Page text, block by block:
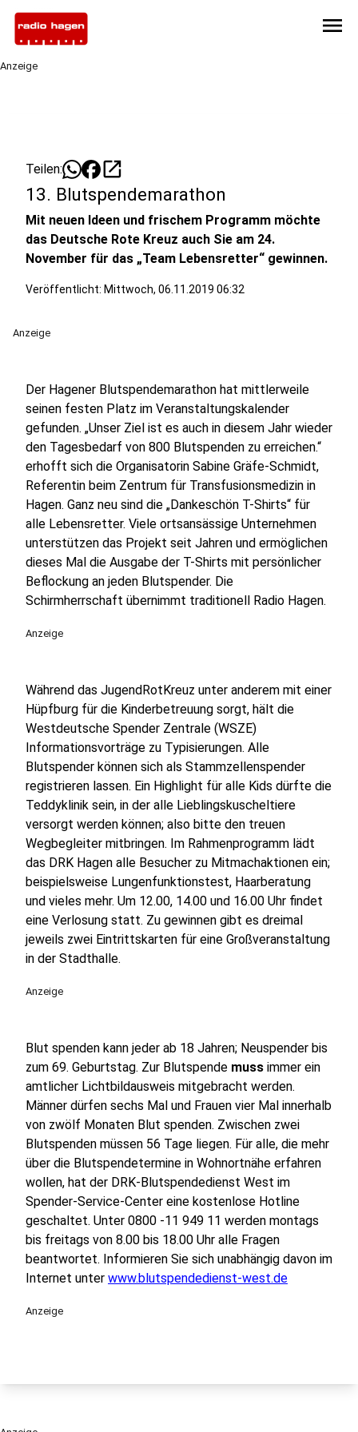
menu
Anzeige
Teilen: open_in_new
13. Blutspendemarathon
Mit neuen Ideen und frischem Programm möchte
das Deutsche Rote Kreuz auch Sie am 24.
November für das „Team Lebensretter“ gewinnen.
Veröffentlicht: Mittwoch, 06.11.2019 06:32
Anzeige
Der Hagener Blutspendemarathon hat mittlerweile
seinen festen Platz im Veranstaltungskalender
gefunden. „Unser Ziel ist es auch in diesem Jahr wieder
den Tagesbedarf von 800 Blutspenden zu erreichen.“
erhofft sich die Organisatorin Sabine Gräfe-Schmidt,
Referentin beim Zentrum für Transfusionsmedizin in
Hagen. Ganz neu sind die „Dankeschön T-Shirts“ für
alle Lebensretter. Viele ortsansässige Unternehmen
unterstützen das Projekt seit Jahren und ermöglichen
dieses Mal die Ausgabe der T-Shirts mit persönlicher
Beflockung an jeden Blutspender. Die
Schirmherrschaft übernimmt traditionell Radio Hagen.
Anzeige
Während das JugendRotKreuz unter anderem mit einer
Hüpfburg für die Kinderbetreuung sorgt, hält die
Westdeutsche Spender Zentrale (WSZE)
Informations­vorträge zu Typisierungen. Alle
Blutspender können sich als Stammzellenspender
registrieren lassen. Ein Highlight für alle Kids dürfte die
Teddyklinik sein, in der alle Lieblingskuscheltiere
versorgt werden können; also bitte den treuen
Wegbegleiter mitbringen. Im Rahmen­programm lädt
das DRK Hagen alle Besucher zu Mitmachaktionen ein;
beispielsweise Lungenfunktionstest, Haarberatung
und vieles mehr. Um 12.00, 14.00 und 16.00 Uhr findet
eine Verlosung statt. Zu gewinnen gibt es dreimal
jeweils zwei Eintrittskarten für eine Großveranstaltung
in der Stadthalle.
Anzeige
Blut spenden kann jeder ab 18 Jahren; Neuspender bis
zum 69. Geburtstag. Zur Blutspende muss immer ein
amtlicher Lichtbildausweis mitgebracht werden.
Männer dürfen sechs Mal und Frauen vier Mal innerhalb
von zwölf Monaten Blut spenden. Zwischen zwei
Blutspenden müssen 56 Tage liegen. Für alle, die mehr
über die Blutspendetermine in Wohnortnähe erfahren
wollen, hat der DRK-Blutspendedienst West im
Spender-Service-Center eine kostenlose Hotline
geschaltet. Unter 0800 -11 949 11 werden montags
bis freitags von 8.00 bis 18.00 Uhr alle Fragen
beantwortet. Informieren Sie sich unabhängig davon im
Internet unter www.blutspendedienst-west.de
Anzeige